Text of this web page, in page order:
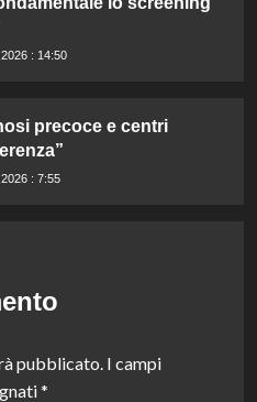
: 14:50
precoce e centri
: 7:55
pubblicato. I campi
*